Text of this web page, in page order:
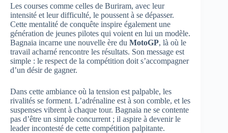
Les courses comme celles de Buriram, avec leur
intensité et leur difficulté, le poussent à se dépasser.
Cette mentalité de conquête inspire également une
génération de jeunes pilotes qui voient en lui un modèle.
Bagnaia incarne une nouvelle ère du MotoGP, là où le
travail acharné rencontre les résultats. Son message est
simple : le respect de la compétition doit s’accompagner
d’un désir de gagner.
Dans cette ambiance où la tension est palpable, les
rivalités se forment. L’adrénaline est à son comble, et les
suspenses vibrent à chaque tour. Bagnaia ne se contente
pas d’être un simple concurrent ; il aspire à devenir le
leader incontesté de cette compétition palpitante.